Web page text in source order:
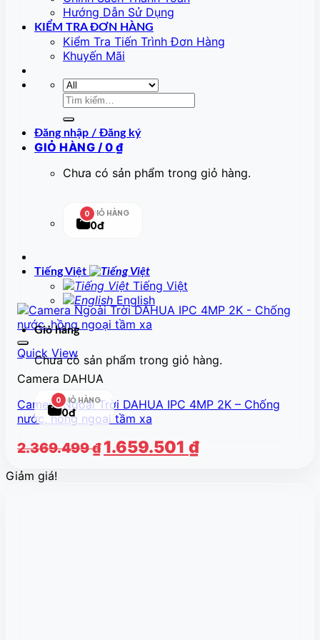
Hướng Dẫn Sử Dụng
KIỂM TRA ĐƠN HÀNG
Kiểm Tra Tiến Trình Đơn Hàng
Khuyến Mãi
Tìm
Đăng nhập / Đăng ký
GIỎ HÀNG / 0 ₫
Chưa có sản phẩm trong giỏ hàng.
0 GIỎ HÀNG
0đ
Tiếng Việt
Tiếng Việt
English
Giỏ hàng
Chưa có sản phẩm trong giỏ hàng.
0 GIỎ HÀNG
0đ
Quick View
Camera DAHUA
Camera Ngoài Trời DAHUA IPC 4MP 2K – Chống
nước, hồng ngoại tầm xa
2.369.499₫ Giá
1.659.501 ₫Giá
Giảm giá!